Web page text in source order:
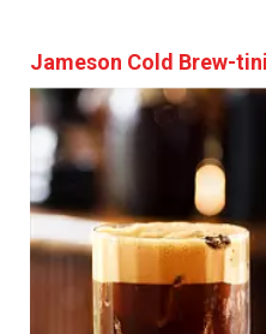
Jameson Cold Brew-